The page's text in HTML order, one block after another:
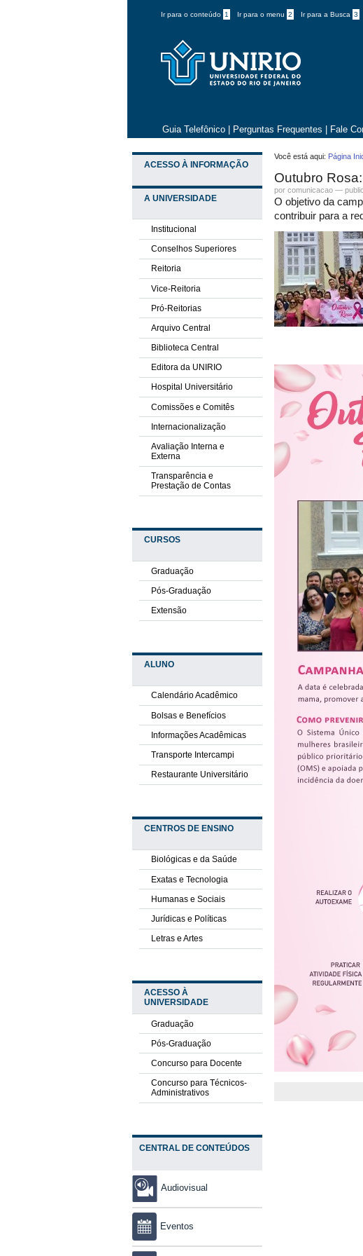
Ir para o conteúdo 1 Ir para o menu 2 Ir para a Busca 3
Guia Telefônico Perguntas Frequentes Fale
ACESSO À INFORMAÇÃO
A UNIVERSIDADE
Institucional
Conselhos Superiores
Reitoria
Vice-Reitoria
Pró-Reitorias
Arquivo Central
Biblioteca Central
Editora da UNIRIO
Hospital Universitário
Comissões e Comitês
Internacionalização
Avaliação Interna e
Externa
Transparência e
Prestação de Contas
CURSOS
Graduação
Pós-Graduação
Extensão
ALUNO
Calendário Acadêmico
Bolsas e Benefícios
Informações Acadêmicas
Transporte Intercampi
Restaurante Universitário
CENTROS DE ENSINO
Biológicas e da Saúde
Exatas e Tecnologia
Humanas e Sociais
Jurídicas e Políticas
Letras e Artes
ACESSO À
UNIVERSIDADE
Graduação
Pós-Graduação
Concurso para Docente
Concurso para Técnicos-
Administrativos
CENTRAL DE CONTEÚDOS
Audiovisual
Eventos
Você está aqui: Página
Outubro
por comunicacao —
O objetivo da
contribuir para a